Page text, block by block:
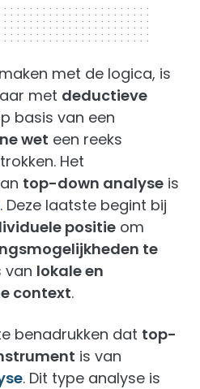
met de logica, is
met deductieve
basis van een
wet een reeks
Het
top-down analyse is
. Deze laatste begint bij
positie om
te
van lokale en
context.
benadrukken dat top-
is van
. Dit type analyse is